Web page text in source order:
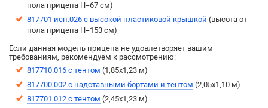
пола прицепа H=67 см)
817701 исп.026 с высокой пластиковой крышкой (высота от
пола прицепа H=153 см)
Если данная модель прицепа не удовлетворяет вашим
требованиям, рекомендуем к рассмотрению:
817710.016 с тентом (1,85х1,23 м)
817700.002 с надставными бортами и тентом (2,05х1,10 м)
817701.012 с тентом (2,45х1,23 м)